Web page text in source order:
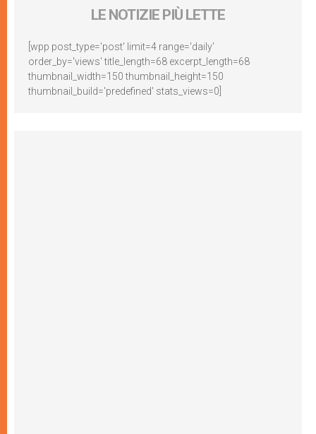
LE NOTIZIE PIÙ LETTE
[wpp post_type='post' limit=4 range='daily'
order_by='views' title_length=68 excerpt_length=68
thumbnail_width=150 thumbnail_height=150
thumbnail_build='predefined' stats_views=0]